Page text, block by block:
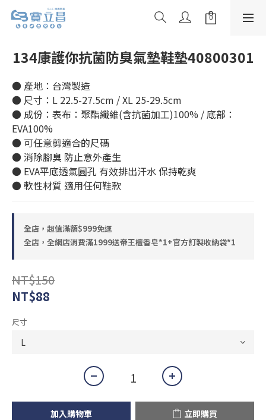
134康護你抗菌防臭氣墊鞋墊40800301
● 產地：台灣製造
● 尺寸：L 22.5-27.5cm / XL 25-29.5cm
● 成份：表布：聚酯纖維(含抗菌加工)100% / 底部：
EVA100%
● 可任意剪適合的尺碼
● 消除腳臭 防止意外產生
● EVA平底透氣圓孔 有效排出汗水 保持乾爽
● 軟性材質 適用任何鞋款
全店，超值滿額$999免運
全店，全網店消費滿1999送帝王檀香皂*1+官方訂製收納袋*1
NT$150
NT$88
尺寸
加入購物車 立即購買